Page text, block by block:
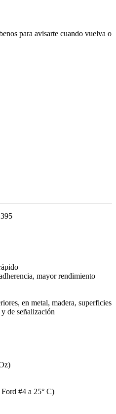
para avisarte cuando vuelva o
mayor rendimiento
en metal, madera, superficies
de señalización
#4 a 25° C)